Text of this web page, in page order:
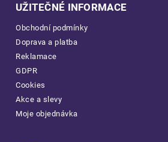
UŽITEČNÉ INFORMACE
Obchodní podmínky
Doprava a platba
Reklamace
GDPR
Cookies
Akce a slevy
Moje objednávka